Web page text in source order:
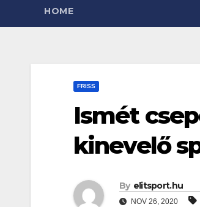
HOME
FRISS
Ismét
kinevelő
By elitsport.hu
NOV 26, 2020